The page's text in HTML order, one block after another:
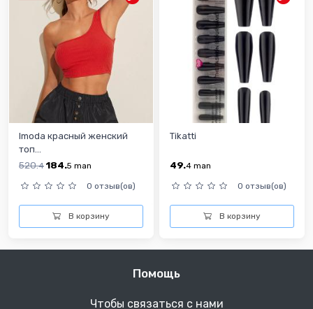
Imoda красный женский
топ...
520.4 184.5 man
0 отзыв(ов)
В корзину
Tikatti
49.4 man
0 отзыв(ов)
В корзину
Помощь
Чтобы связаться с нами